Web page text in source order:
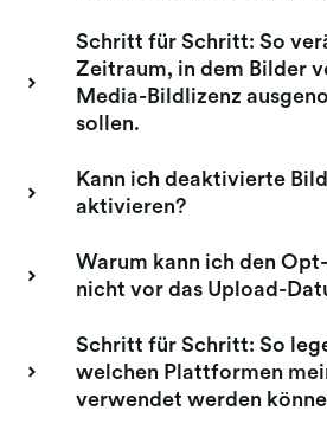
Schritt für Schritt: So
Zeitraum, in dem Bilder
Media-Bildlizenz
sollen.
Kann ich deaktivierte
aktivieren?
Warum kann ich den
nicht vor das Upload-
Schritt für Schritt: So
welchen Plattformen
verwendet werden